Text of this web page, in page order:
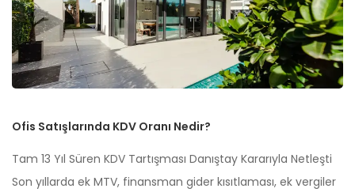
Ofis Satışlarında KDV Oranı Nedir?
Tam 13 Yıl Süren KDV Tartışması Danıştay Kararıyla Netleşti
Son yıllarda ek MTV, finansman gider kısıtlaması, ek vergiler